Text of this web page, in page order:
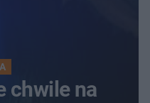
chwile na